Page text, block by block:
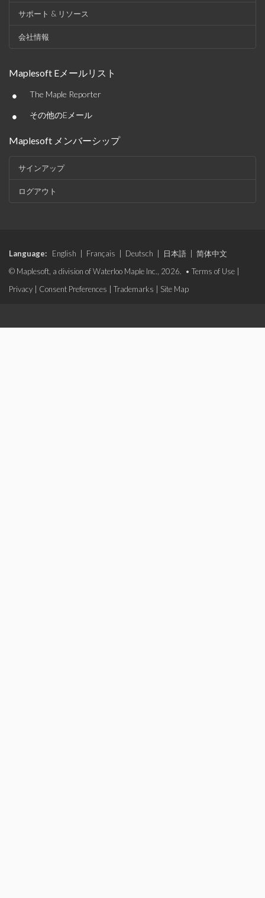
サポート & リソース
会社情報
Maplesoft Eメールリスト
• The Maple Reporter
• その他のEメール
Maplesoft メンバーシップ
サインアップ
ログアウト
Language: English Français Deutsch 日本語
简体中文
© Maplesoft, a division of Waterloo Maple Inc., 2026. • Terms of Use
Privacy
Consent Preferences Trademarks Site Map